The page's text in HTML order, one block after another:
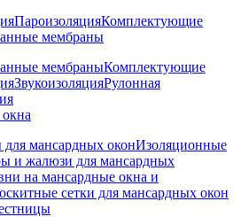
ПароизоляцияКомплектующие
мембраны
мембраныКомплектующие
ЗвукоизоляцияРулонная
мансардных оконИзоляционные
и жалюзи для мансардных
на мансардные окна и
сетки для мансардных окон